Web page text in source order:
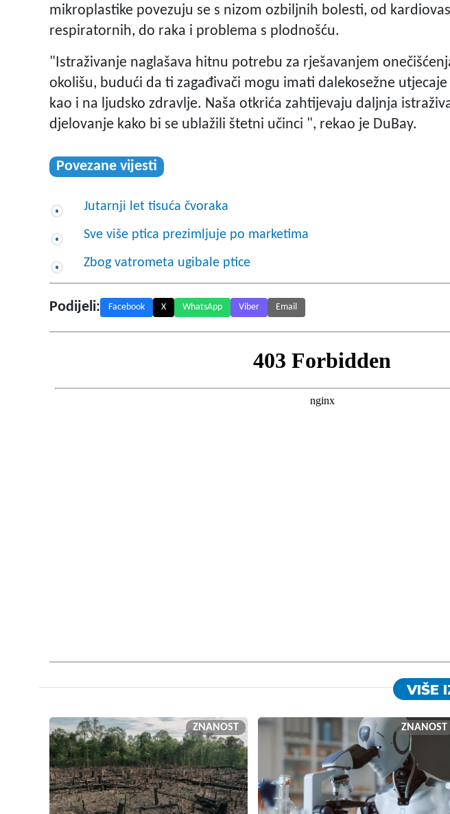
mikroplastike povezuju se s nizom ozbiljnih bolesti, od
respiratornih, do raka i problema s plodnošću.
"Istraživanje naglašava hitnu potrebu za rješavanjem
okolišu, budući da ti zagađivači mogu imati dalekosežne
kao i na ljudsko zdravlje. Naša otkrića zahtijevaju daljnja
djelovanje kako bi se ublažili štetni učinci ", rekao je DuBay.
Povezane vijesti
Jutarnji let tisuća čvoraka
Sve više ptica prezimljuje po marketima
Zbog vatrometa ugibale ptice
Podijeli: Facebook X WhatsApp Viber Email
VIŠE
ZNANOST ZNANOST